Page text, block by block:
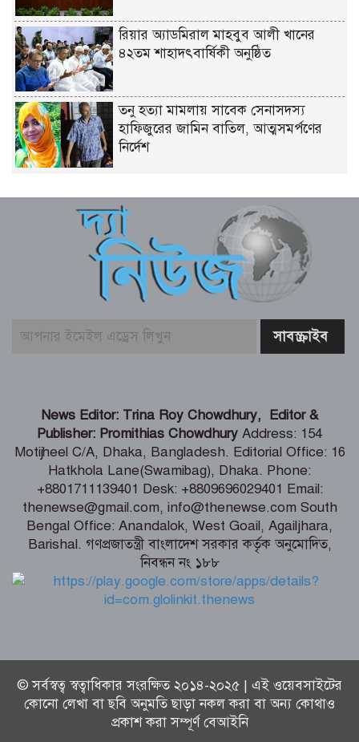
রিয়ার অ্যাডমিরাল মাহবুব আলী খানের
৪২তম শাহাদৎবার্ষিকী অনুষ্ঠিত
তনু হত্যা মামলায় সাবেক সেনাসদস্য
হাফিজুরের জামিন বাতিল, আত্মসমর্পণের
নির্দেশ
যুবকের মৃত্যু
পাইকগাছায় ছাত্র ও দরিদ্র মানুষের মাঝে
সাইকেল, সেলাই মেশিন ও ভ্যান বিতরণ
মার্কিন প্রশান্ত মহাসাগরীয় নৌবহর
কমান্ডারের বাংলাদেশ সফর শেষ
ভারতীয় হাইক‌মিশনা‌রের স‌ঙ্গে আইএবিডির
প্রতি‌নি‌ধিদ‌লের সাক্ষাৎ
গ্যাস-বিদ্যুৎ সংকটের জবাব চেয়ে
প্রধানমন্ত্রীর কাছে স্মারকলিপি ১১ দলের
পররাষ্ট্রমন্ত্রীর কা‌ছে ইউএনডিপির আবাসিক
প্রতিনিধির পরিচয়পত্র পেশ
News Editor: Trina Roy Chowdhury, Editor &
Publisher: Promithias Chowdhury Address: 154
Motijheel C/A, Dhaka, Bangladesh. Editorial Office: 16
Hatkhola Lane(Swamibag), Dhaka. Phone:
+8801711139401 Desk: +8809696029401 Email:
thenewse@gmail.com, info@thenewse.com South
Bengal Office: Anandalok, West Goail, Agailjhara,
Barishal. গণপ্রজাতন্ত্রী বাংলাদেশ সরকার কর্তৃক অনুমোদিত,
নিবন্ধন নং ১৮৮
© সর্বস্বত্ব স্বত্বাধিকার সংরক্ষিত ২০১৪-২০২৫ | এই ওয়েবসাইটের
কোনো লেখা বা ছবি অনুমতি ছাড়া নকল করা বা অন্য কোথাও
প্রকাশ করা সম্পূর্ণ বেআইনি